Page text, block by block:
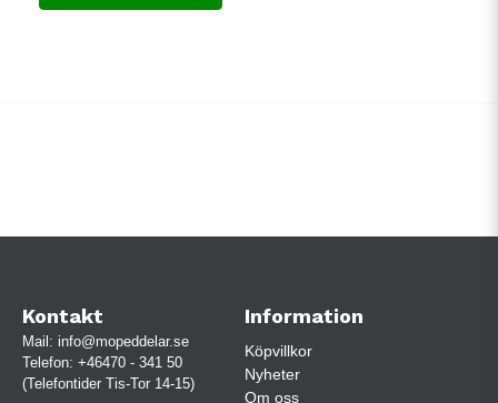
Kontakt
Mail: info@mopeddelar.se
Telefon: +46470 - 341 50
(Telefontider Tis-Tor 14-15)
Information
Köpvillkor
Nyheter
Om oss